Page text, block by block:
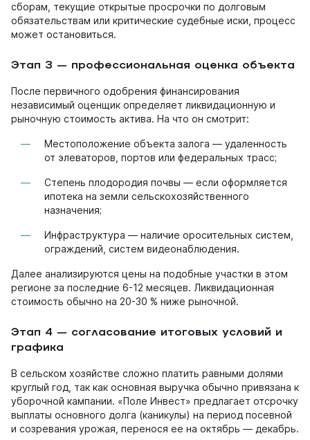
сборам, текущие открытые просрочки по долговым
обязательствам или критические судебные иски, процесс
может остановиться.
Этап 3 — профессиональная оценка объекта
После первичного одобрения финансирования
независимый оценщик определяет ликвидационную и
рыночную стоимость актива. На что он смотрит:
Местоположение объекта залога — удаленность
от элеваторов, портов или федеральных трасс;
Степень плодородия почвы — если оформляется
ипотека на земли сельскохозяйственного
назначения;
Инфраструктура — наличие оросительных систем,
ограждений, систем видеонаблюдения.
Далее анализируются цены на подобные участки в этом
регионе за последние 6-12 месяцев. Ликвидационная
стоимость обычно на 20-30 % ниже рыночной.
Этап 4 — согласование итоговых условий и
графика
В сельском хозяйстве сложно платить равными долями
круглый год, так как основная выручка обычно привязана к
уборочной кампании. «Поле Инвест» предлагает отсрочку
выплаты основного долга (каникулы) на период посевной
и созревания урожая, перенося ее на октябрь — декабрь.